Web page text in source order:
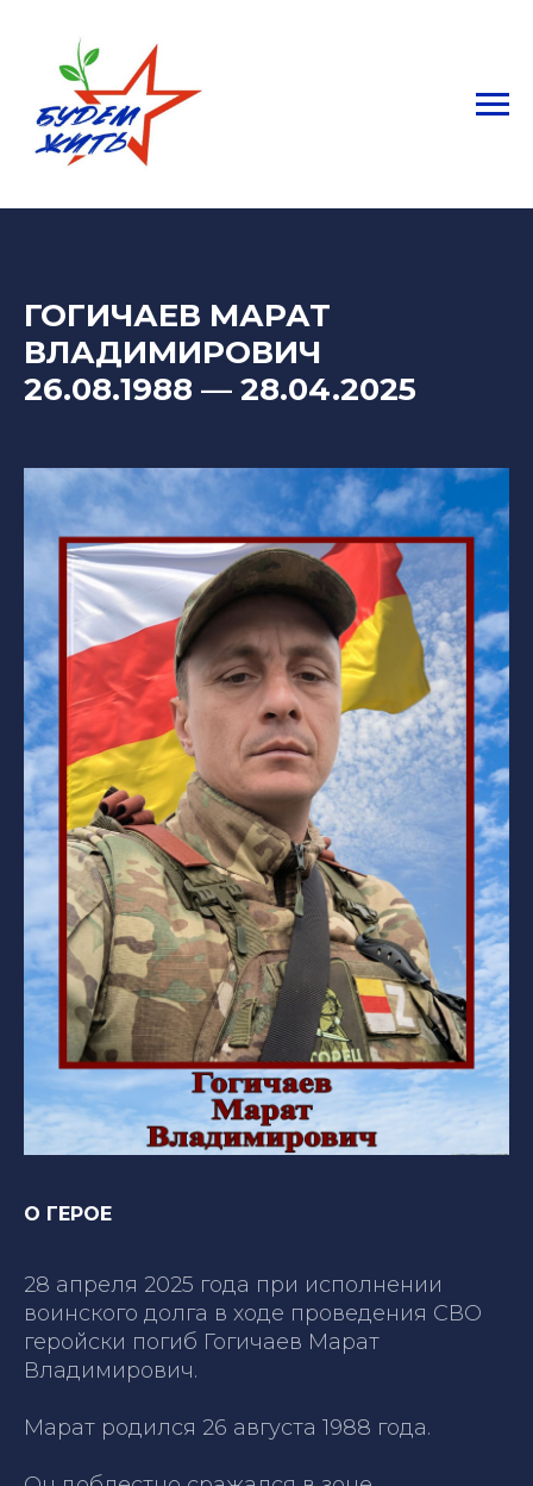
ГОГИЧАЕВ МАРАТ
ВЛАДИМИРОВИЧ
26.08.1988 — 28.04.2025
О ГЕРОЕ
28 апреля 2025 года при исполнении
воинского долга в ходе проведения СВО
геройски погиб Гогичаев Марат
Владимирович.
Марат родился 26 августа 1988 года.